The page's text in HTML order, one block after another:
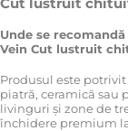
Unde se
Vein Cut lustruit
Produsul este
piatră, ceramică sau
livinguri și zone de
închidere premium